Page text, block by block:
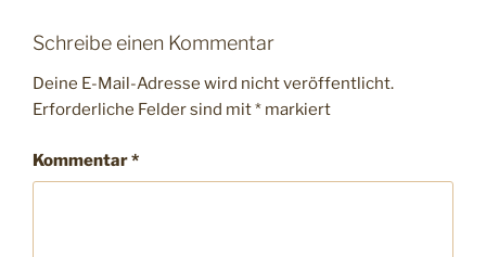
Schreibe einen Kommentar
Deine E-Mail-Adresse wird nicht veröffentlicht.
Erforderliche Felder sind mit* markiert
Kommentar*